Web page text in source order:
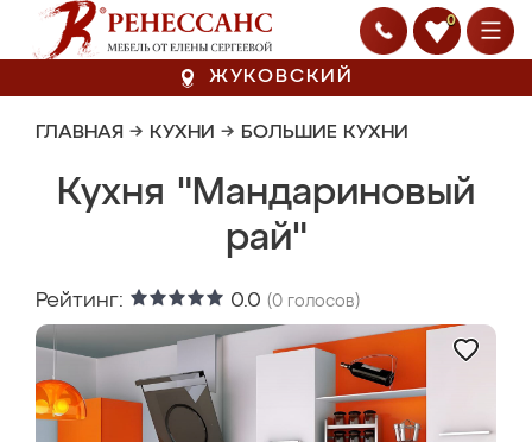
0
ЖУКОВСКИЙ
ГЛАВНАЯ → КУХНИ → БОЛЬШИЕ КУХНИ
Кухня "Мандариновый
рай"
Рейтинг: 0.0 (0 голосов)